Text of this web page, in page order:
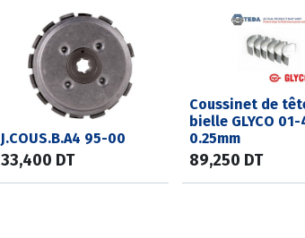
J.COUS.B.A4 95-00
33,400 DT
Coussinet de
bielle GLYCO
0.25mm
89,250 DT